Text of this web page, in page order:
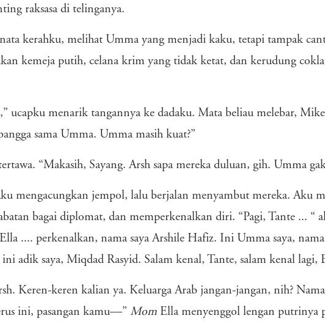
raksasa di telinganya.
kerahku, melihat Umma yang menjadi kaku, tetapi tampak
kemeja putih, celana krim yang tidak ketat, dan kerudung
ucapku menarik tangannya ke dadaku. Mata beliau melebar,
sama Umma. Umma masih kuat?”
“Makasih, Sayang. Arsh sapa mereka duluan, gih. Umma
mengacungkan jempol, lalu berjalan menyambut mereka. Aku
bagai diplomat, dan memperkenalkan diri. “Pagi, Tante ... “
.... perkenalkan, nama saya Arshile Hafiz. Ini Umma saya,
adik saya, Miqdad Rasyid. Salam kenal, Tante, salam kenal lagi,
Keren-keren kalian ya. Keluarga Arab jangan-jangan, nih? Nama
ini, pasangan kamu—” Mom Ella menyenggol lengan putrinya